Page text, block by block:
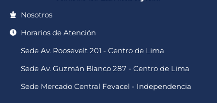
Nosotros
Horarios de Atención
Sede Av. Roosevelt 201 - Centro de Lima
Sede Av. Guzmán Blanco 287 - Centro de Lima
Sede Mercado Central Fevacel - Independencia